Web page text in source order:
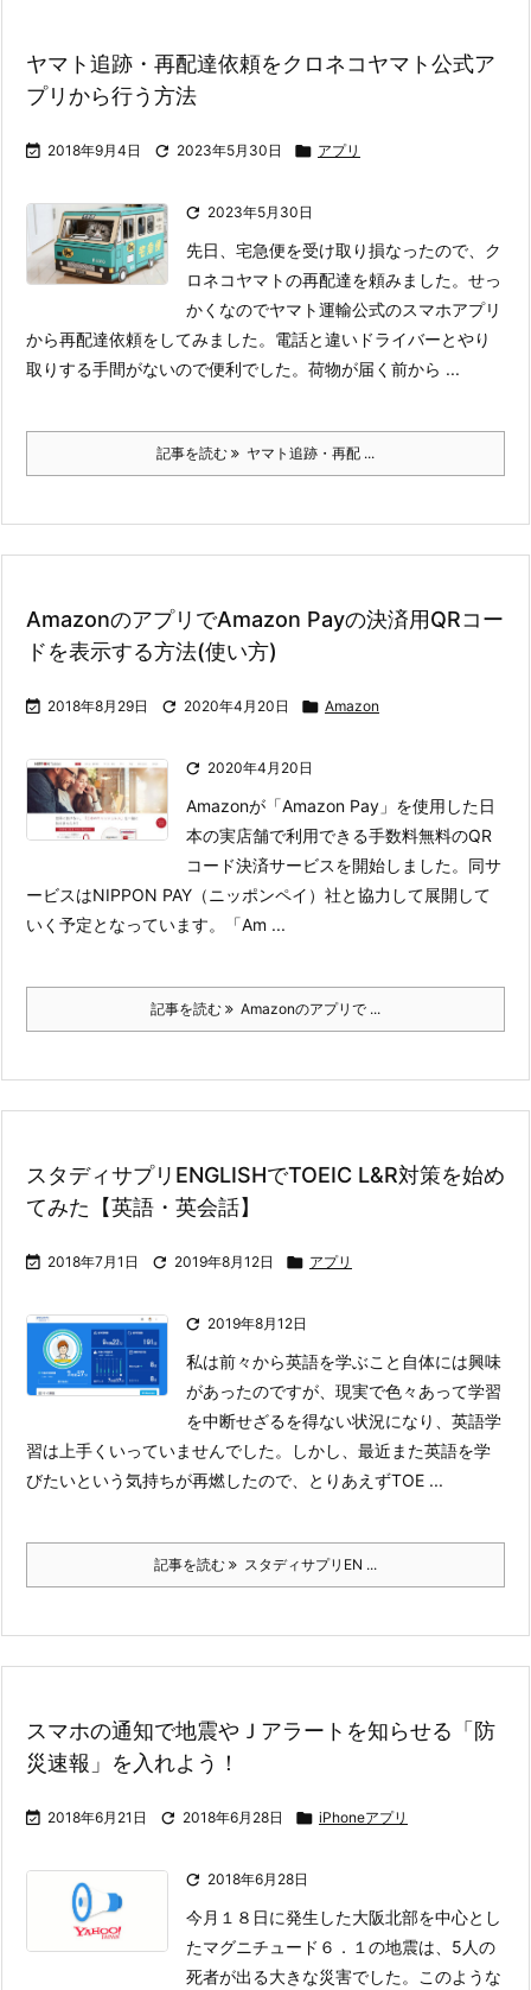
ヤマト追跡・再配達依頼をクロネコヤマト公式ア
プリから行う方法
 2018年9月4日  2023年5月30日  アプリ
 2023年5月30日
先日、宅急便を受け取り損なったので、ク
ロネコヤマトの再配達を頼みました。せっ
かくなのでヤマト運輸公式のスマホアプリ
から再配達依頼をしてみました。電話と違いドライバーとやり
取りする手間がないので便利でした。 荷物が届く前から ...
記事を読む ヤマト追跡・再配 ...
AmazonのアプリでAmazon Payの決済用QRコー
ドを表示する方法(使い方)
 2018年8月29日  2020年4月20日  Amazon
 2020年4月20日
Amazonが「Amazon Pay」を使用した日
本の実店舗で利用できる手数料無料のQR
コード決済サービスを開始しました。同サ
ービスはNIPPON PAY（ニッポンペイ）社と協力して展開して
いく予定となっています。
「Am ...
記事を読む Amazonのアプリで ...
スタディサプリENGLISHでTOEIC L&R対策を始め
てみた【英語・英会話】
 2018年7月1日  2019年8月12日  アプリ
 2019年8月12日
私は前々から英語を学ぶこと自体には興味
があったのですが、現実で色々あって学習
を中断せざるを得ない状況になり、英語学
習は上手くいっていませんでした。
しかし、最近また英語を学
びたいという気持ちが再燃したので、とりあえずTOE ...
記事を読む スタディサプリEN ...
スマホの通知で地震やＪアラートを知らせる「防
災速報」を入れよう！
 2018年6月21日  2018年6月28日  iPhoneアプリ
 2018年6月28日
今月１８日に発生した大阪北部を中心とし
たマグニチュード６．１の地震は、5人の
死者が出る大きな災害でした。このような